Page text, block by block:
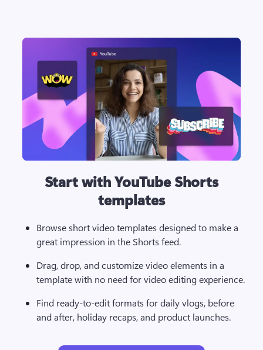
Start with YouTube Shorts
templates
Browse short video templates designed to make a
great impression in the Shorts feed.
Drag, drop, and customize video elements in a
template with no need for video editing experience.
Find ready-to-edit formats for daily vlogs, before
and after, holiday recaps, and product launches.